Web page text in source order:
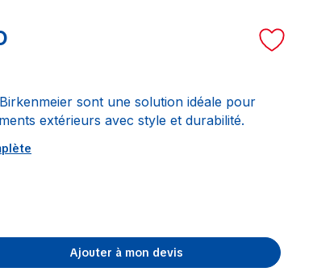
sont une solution idéale pour
extérieurs avec style et durabilité.
Ajouter à mon devis